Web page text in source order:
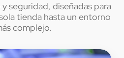
seguridad, diseñadas para
tienda hasta un entorno
complejo.